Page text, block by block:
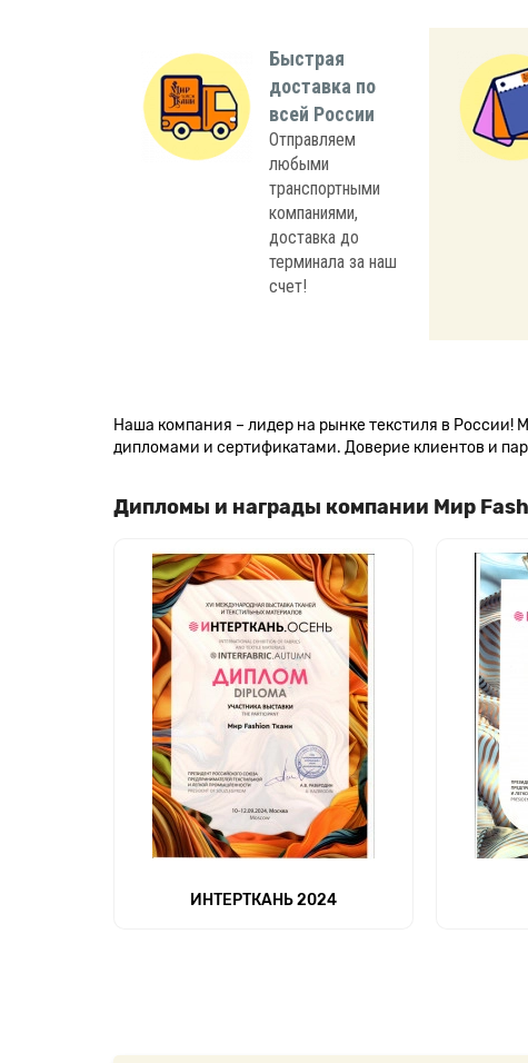
Быстрая
доставка по
всей России
Отправляем
любыми
транспортными
компаниями,
доставка до
терминала за наш
счет!
Наша компания – лидер на рынке текстиля в
дипломами и сертификатами. Доверие клиентов и
Дипломы и награды компании Мир
ИНТЕРТКАНЬ 2024